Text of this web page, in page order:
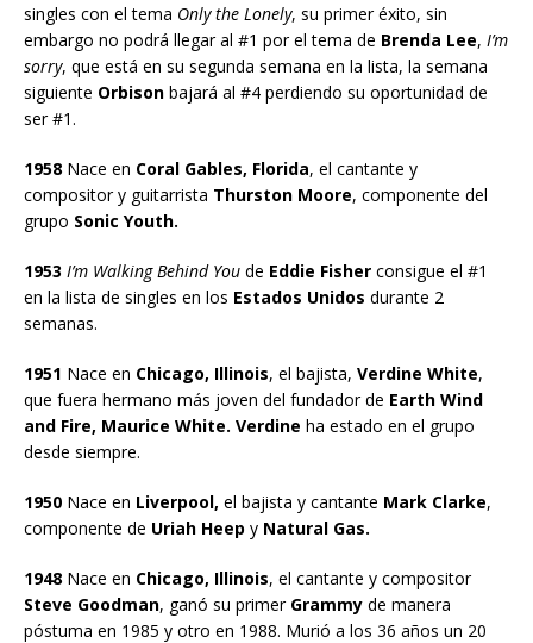
singles con el tema Only the Lonely, su primer éxito, sin
embargo no podrá llegar al #1 por el tema de Brenda Lee, I’m
sorry, que está en su segunda semana en la lista, la semana
siguiente Orbison bajará al #4 perdiendo su oportunidad de
ser #1.
1958 Nace en Coral Gables, Florida, el cantante y
compositor y guitarrista Thurston Moore, componente del
grupo Sonic Youth.
1953 I’m Walking Behind You de Eddie Fisher consigue el #1
en la lista de singles en los Estados Unidos durante 2
semanas.
1951 Nace en Chicago, Illinois, el bajista, Verdine White,
que fuera hermano más joven del fundador de Earth Wind
and Fire, Maurice White. Verdine ha estado en el grupo
desde siempre.
1950 Nace en Liverpool, el bajista y cantante Mark Clarke,
componente de Uriah Heep y Natural Gas.
1948 Nace en Chicago, Illinois, el cantante y compositor
Steve Goodman, ganó su primer Grammy de manera
póstuma en 1985 y otro en 1988. Murió a los 36 años un 20